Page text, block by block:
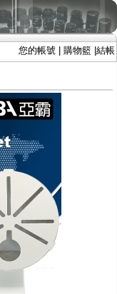
您的帳號 購物籃 結帳